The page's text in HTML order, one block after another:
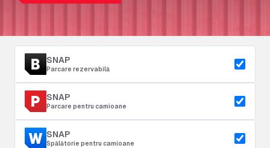
SNAP
Parcare rezervabilă
SNAP
Parcare pentru camioane
SNAP
Spălătorie pentru camioane